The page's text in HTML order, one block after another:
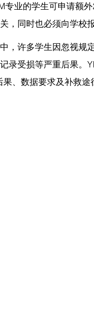
专业的学生可申请额
，同时也必须向学校
，许多学生因忽视规
录受损等严重后果。
、数据要求及补救途